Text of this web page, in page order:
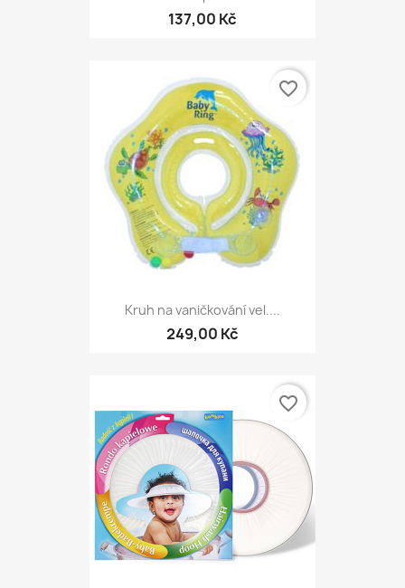
137,00 Kč
Kruh na vaničkování vel....
249,00 Kč
favorite_border
favorite_border